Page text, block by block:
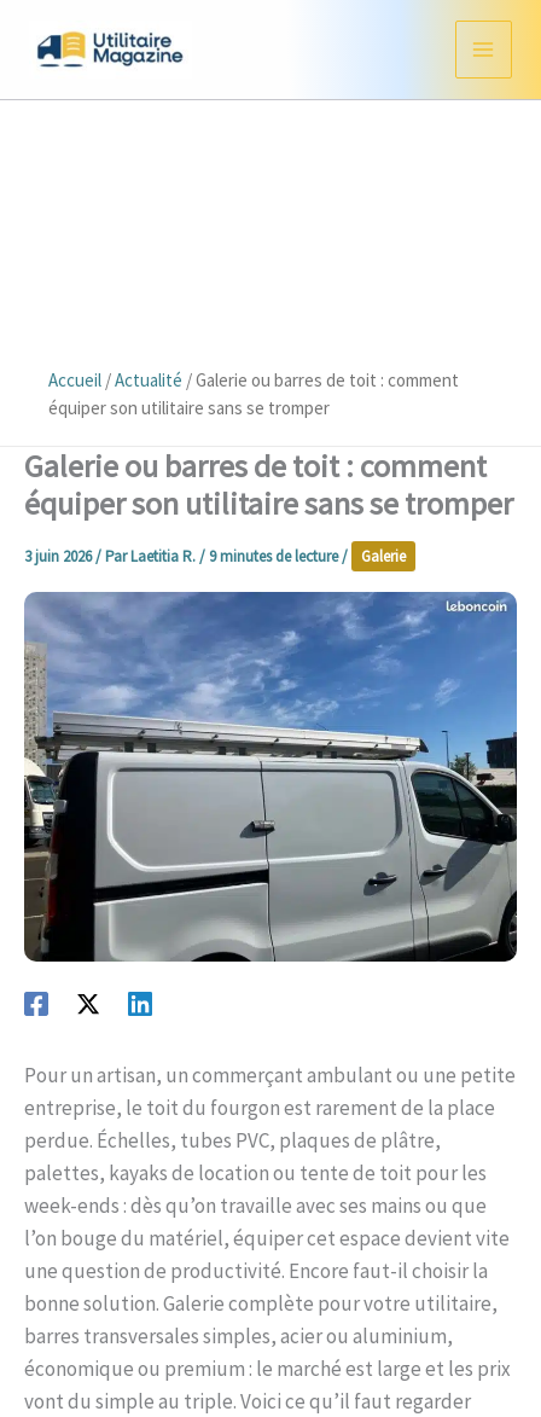
Accueil /Actualité /Galerie ou barres de toit : comment
équiper son utilitaire sans se tromper
Galerie ou barres de toit : comment
équiper son utilitaire sans se tromper
3 juin 2026/ ParLaetitia R./ 9 minutes de lecture/ Galerie
Pour un artisan, un commerçant ambulant ou une petite
entreprise, le toit du fourgon est rarement de la place
perdue. Échelles, tubes PVC, plaques de plâtre,
palettes, kayaks de location ou tente de toit pour les
week-ends : dès qu’on travaille avec ses mains ou que
l’on bouge du matériel, équiper cet espace devient vite
une question de productivité. Encore faut-il choisir la
bonne solution. Galerie complète pour votre utilitaire,
barres transversales simples, acier ou aluminium,
économique ou premium : le marché est large et les prix
vont du simple au triple. Voici ce qu’il faut regarder